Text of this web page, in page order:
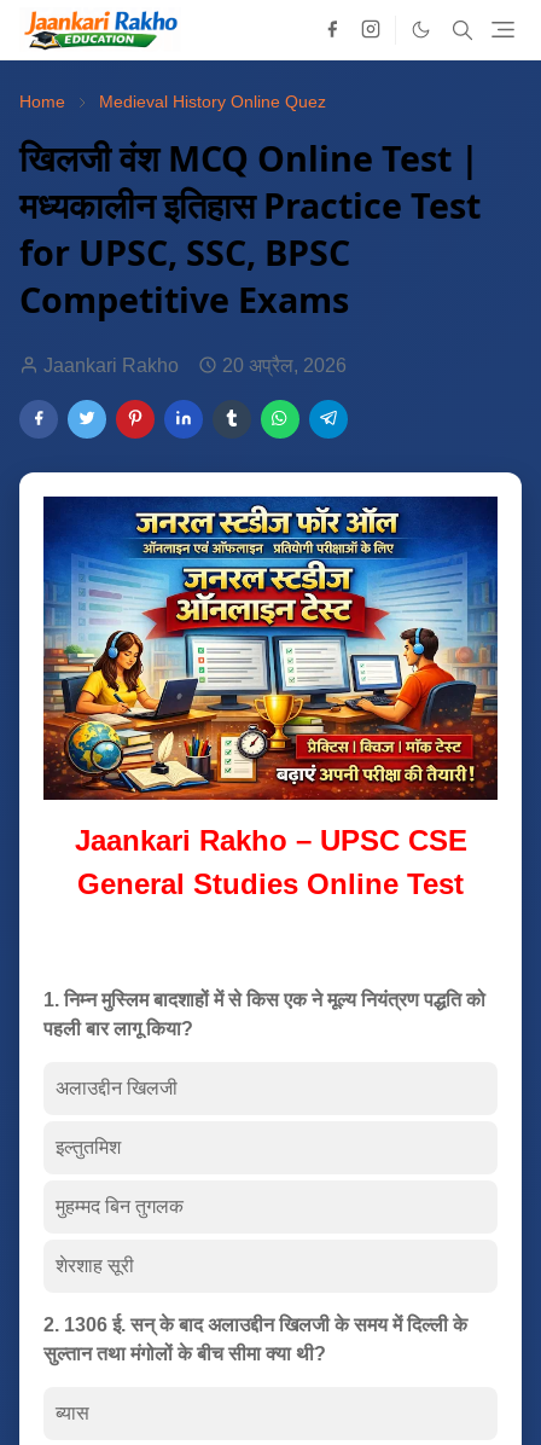
Home Medieval History Online Quez
खिलजी वंश MCQ Online Test |
मध्यकालीन इतिहास Practice Test
for UPSC, SSC, BPSC
Competitive Exams
Jaankari Rakho 20 अप्रैल, 2026
Jaankari Rakho – UPSC CSE
General Studies Online Test
1. निम्न मुस्लिम बादशाहों में से किस एक ने मूल्य नियंत्रण पद्धति को
पहली बार लागू किया?
अलाउद्दीन खिलजी
इल्तुतमिश
मुहम्मद बिन तुगलक
शेरशाह सूरी
2. 1306 ई. सन् के बाद अलाउद्दीन खिलजी के समय में दिल्ली के
सुल्तान तथा मंगोलों के बीच सीमा क्या थी?
ब्यास